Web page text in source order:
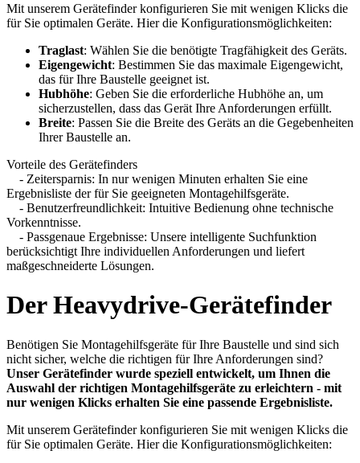
Mit unserem Gerätefinder konfigurieren Sie mit wenigen Klicks die
für Sie optimalen Geräte. Hier die Konfigurationsmöglichkeiten:
Traglast: Wählen Sie die benötigte Tragfähigkeit des Geräts.
Eigengewicht: Bestimmen Sie das maximale Eigengewicht,
das für Ihre Baustelle geeignet ist.
Hubhöhe: Geben Sie die erforderliche Hubhöhe an, um
sicherzustellen, dass das Gerät Ihre Anforderungen erfüllt.
Breite: Passen Sie die Breite des Geräts an die Gegebenheiten
Ihrer Baustelle an.
Vorteile des Gerätefinders
- Zeitersparnis: In nur wenigen Minuten erhalten Sie eine
Ergebnisliste der für Sie geeigneten Montagehilfsgeräte.
- Benutzerfreundlichkeit: Intuitive Bedienung ohne technische
Vorkenntnisse.
- Passgenaue Ergebnisse: Unsere intelligente Suchfunktion
berücksichtigt Ihre individuellen Anforderungen und liefert
maßgeschneiderte Lösungen.
Der Heavydrive-Gerätefinder
Benötigen Sie Montagehilfsgeräte für Ihre Baustelle und sind sich
nicht sicher, welche die richtigen für Ihre Anforderungen sind?
Unser Gerätefinder wurde speziell entwickelt, um Ihnen die
Auswahl der richtigen Montagehilfsgeräte zu erleichtern - mit
nur wenigen Klicks erhalten Sie eine passende Ergebnisliste.
Mit unserem Gerätefinder konfigurieren Sie mit wenigen Klicks die
für Sie optimalen Geräte. Hier die Konfigurationsmöglichkeiten: